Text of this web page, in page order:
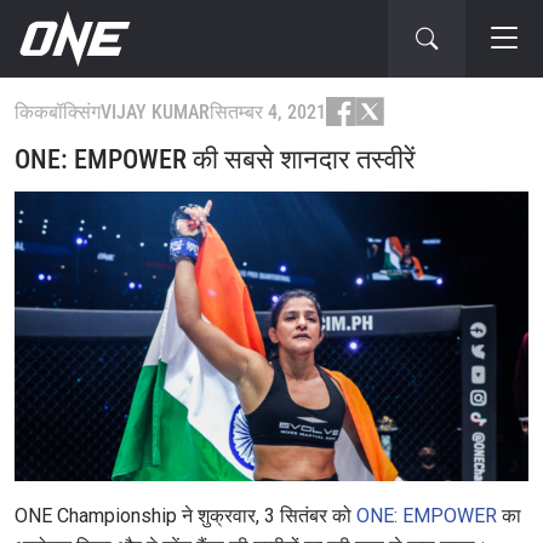
किकबॉक्सिंगVIJAY KUMARसितम्बर 4, 2021
ONE: EMPOWER की सबसे शानदार तस्वीरें
ONE Championship ने शुक्रवार, 3 सितंबर को ONE: EMPOWER का